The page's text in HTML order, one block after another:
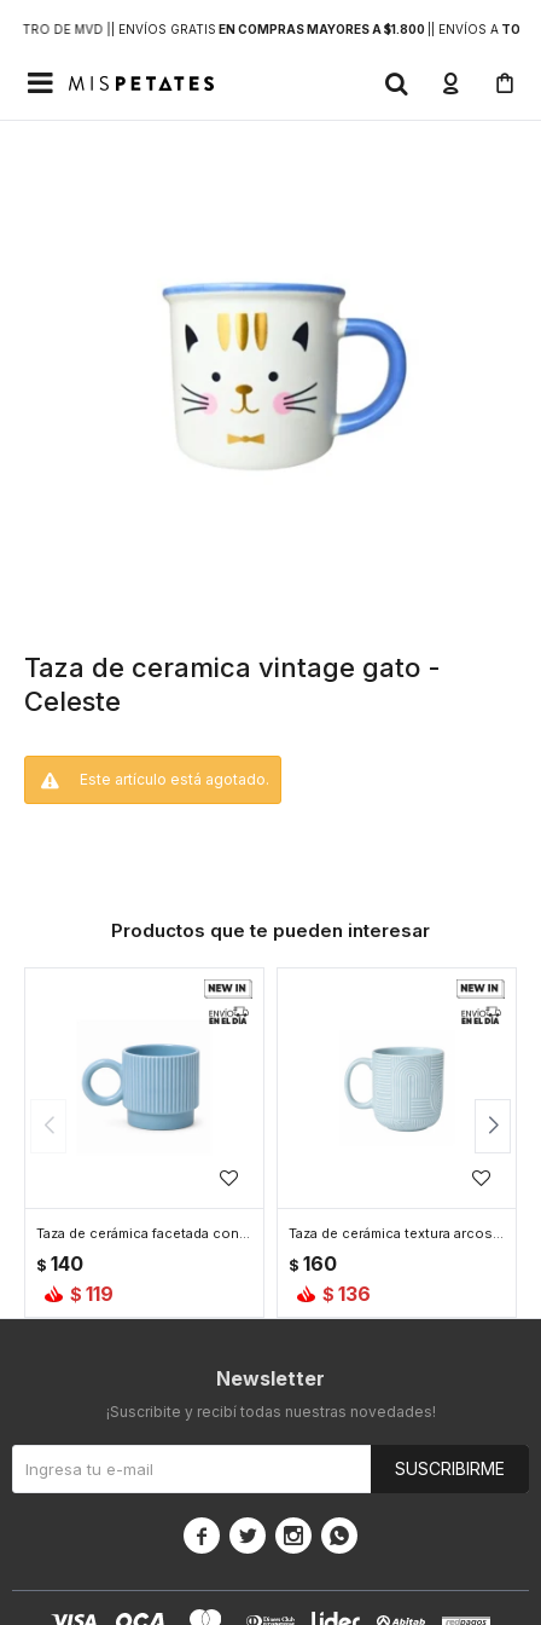
DE MVD | | ENVÍOS GRATIS EN COMPRAS MAYORES A $1.800 | ENVÍOS ATODO

Taza de ceramica vintage gato -
Celeste
Este artículo está agotado.
Productos que te pueden interesar
Taza de cerámica facetada con asa circular - Celeste
$ 140
$ 119
Taza de cerámica textura arcos - Celeste
$ 160
$ 136
Newsletter
¡Suscribite y recibí todas nuestras novedades!
SUSCRIBIRME
   